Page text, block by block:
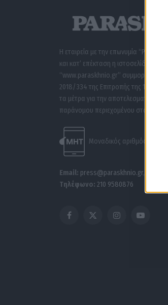
Η εταιρεία με την επωνυμία “POLITICAL
και κατ’ επέκταση η ιστοσελίδα που
“www.paraskhnio.gr”
2018/334 της Επιτροπής της 1ης
τα μέτρα για την αποτελεσματική
παράνομου περιεχομένου στο
Μοναδικός αριθμός Μ.Η.Τ.
Email: press@paraskhnio.gr,
Τηλέφωνο: 210 9580876
Facebook
X
InstagramYouTube